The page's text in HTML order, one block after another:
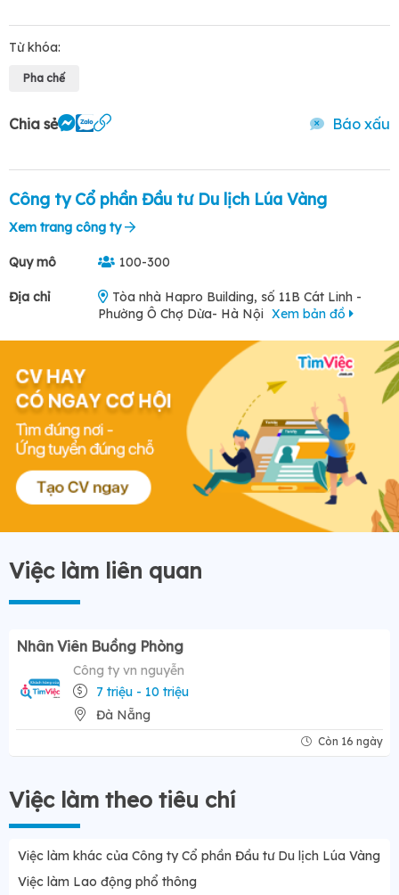
Từ khóa:
Pha chế
Chia sẻ Báo xấu
Công ty Cổ phần Đầu tư Du lịch Lúa Vàng
Xem trang công ty
Quy mô 100-300
Địa chỉ
Tòa nhà Hapro Building, số 11B Cát Linh -
Phường Ô Chợ Dừa- Hà Nội Xem bản đồ
Việc làm liên quan
Nhân Viên Buồng Phòng
Công ty vn nguyễn
7 triệu - 10 triệu
Đà Nẵng
Còn 16 ngày
Việc làm theo tiêu chí
Việc làm khác của Công ty Cổ phần Đầu tư Du lịch Lúa Vàng
Việc làm Lao động phổ thông